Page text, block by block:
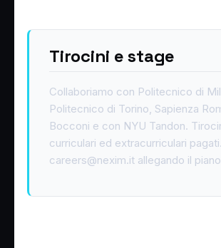
Tirocini e stage
Collaboriamo con Politecnico di
Politecnico di Torino, Sapienza
Bocconi e con NYU Tandon.
curriculari ed extracurriculari
careers@nexim.it allegando il